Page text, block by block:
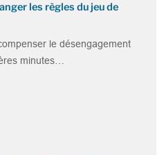
les règles du jeu de
le désengagement
minutes…